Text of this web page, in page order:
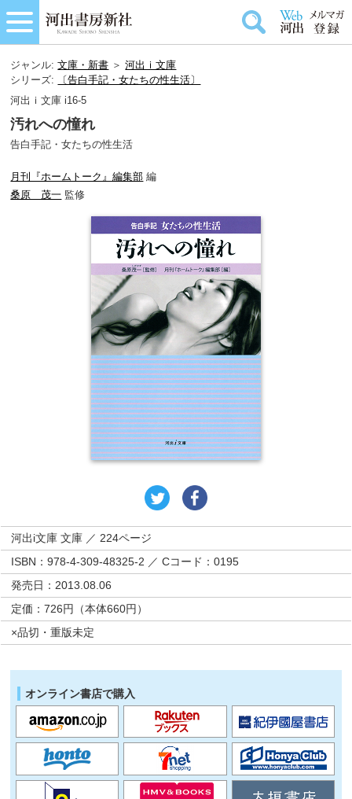
ジャンル:文庫・新書 ＞河出ｉ文庫
シリーズ:
〔告白手記・女たちの性生活〕
河出ｉ文庫 i16-5
汚れへの憧れ
告白手記・女たちの性生活
月刊『ホームトーク』編集部 編
桑原 茂一 監修
河出i文庫 文庫 ／ 224ページ
ISBN：978-4-309-48325-2 ／ Cコード：0195
発売日：2013.08.06
定価：726円（本体660円）
×品切・重版未定
オンライン書店で購入